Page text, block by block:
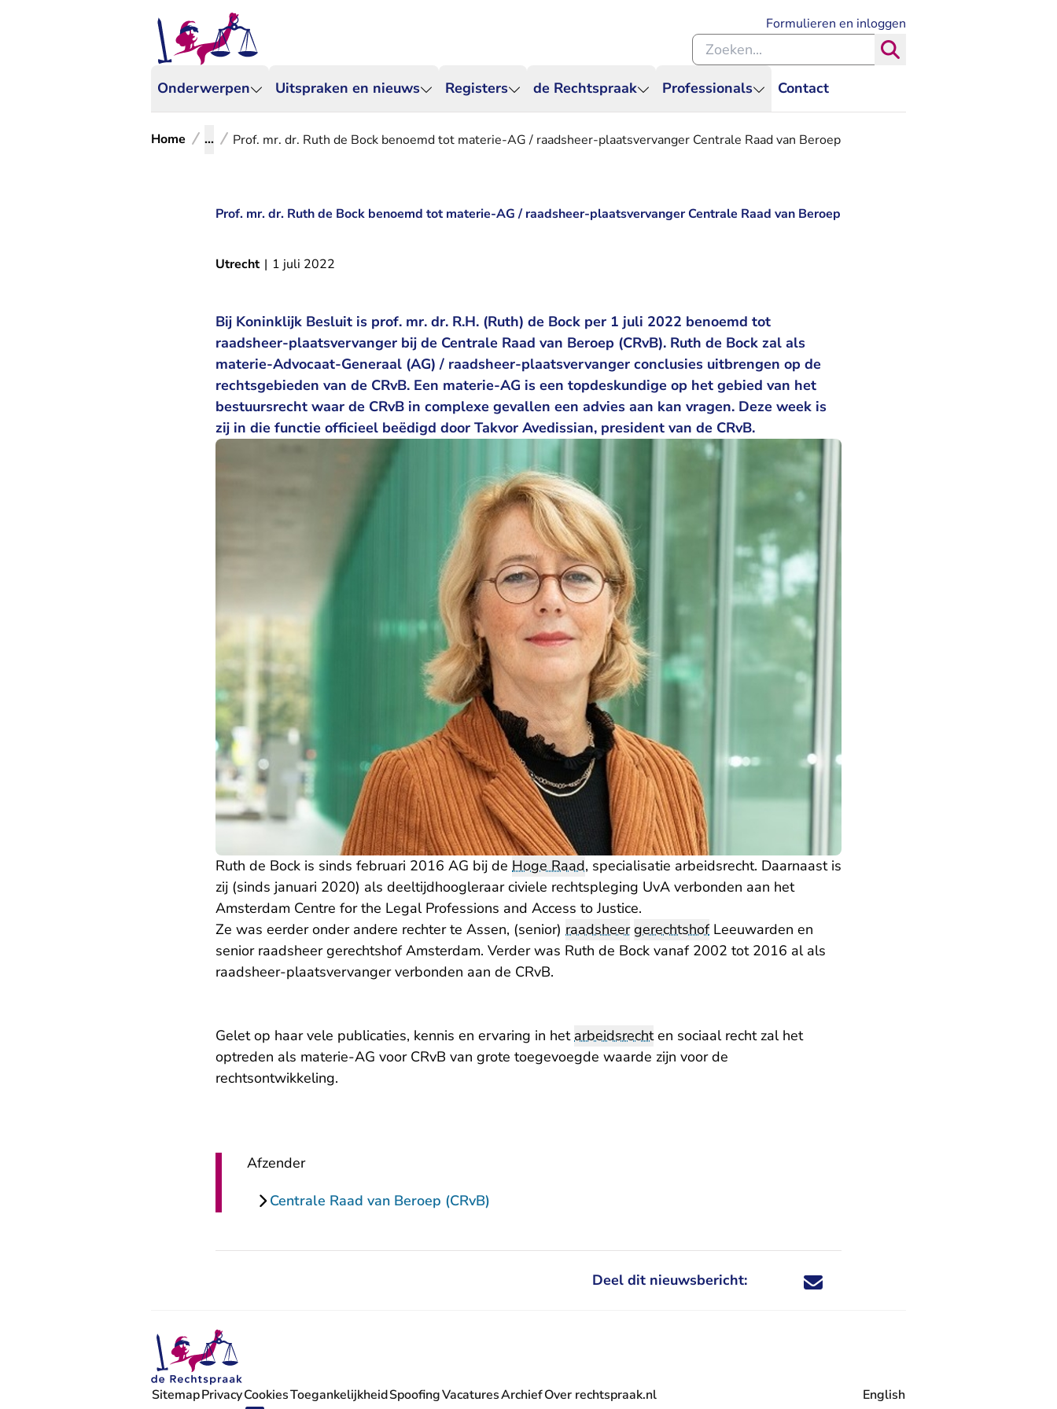
Onderwerpen Uitspraken en nieuws Registers de Rechtspraak Professionals Contact
Formulieren en inloggen
Zoeken binnen de Rechtspraak
Home ... Prof. mr. dr. Ruth de Bock benoemd tot materie-AG / raadsheer-plaatsvervanger Centrale Raad van Beroep
Prof. mr. dr. Ruth de Bock benoemd tot materie-AG / raadsheer-plaatsvervanger Centrale Raad van Beroep
Utrecht | 1 juli 2022
Bij Koninklijk Besluit is prof. mr. dr. R.H. (Ruth) de Bock per 1 juli 2022 benoemd tot
raadsheer-plaatsvervanger bij de Centrale Raad van Beroep (CRvB). Ruth de Bock zal als
materie-Advocaat-Generaal (AG) / raadsheer-plaatsvervanger conclusies uitbrengen op de
rechtsgebieden van de CRvB. Een materie-AG is een topdeskundige op het gebied van het
bestuursrecht waar de CRvB in complexe gevallen een advies aan kan vragen. Deze week is
zij in die functie officieel beëdigd door Takvor Avedissian, president van de CRvB.
Ruth de Bock is sinds februari 2016 AG bij de Hoge Raad, specialisatie arbeidsrecht. Daarnaast is
zij (sinds januari 2020) als deeltijdhoogleraar civiele rechtspleging UvA verbonden aan het
Amsterdam Centre for the Legal Professions and Access to Justice.
Ze was eerder onder andere rechter te Assen, (senior) raadsheer gerechtshofLeeuwarden en
senior raadsheer gerechtshof Amsterdam. Verder was Ruth de Bock vanaf 2002 tot 2016 al als
raadsheer-plaatsvervanger verbonden aan de CRvB.
Gelet op haar vele publicaties, kennis en ervaring in hetarbeidsrechten sociaal recht zal het
optreden als materie-AG voor CRvB van grote toegevoegde waarde zijn voor de
rechtsontwikkeling.
Afzender
Centrale Raad van Beroep (CRvB)
Deel dit nieuwsbericht: Deel dit nieuwsbericht via X - U verlaat
Deel dit nieuwsbericht via Facebook - U
Deel dit nieuwsbericht via e-mail
Deel dit nieuwsbericht via LinkedIn - U
SitemapPrivacyCookiesToegankelijkheidSpoofingVacatures
- U verlaat Rechtspraak.nl
ArchiefOver rechtspraak.nl English